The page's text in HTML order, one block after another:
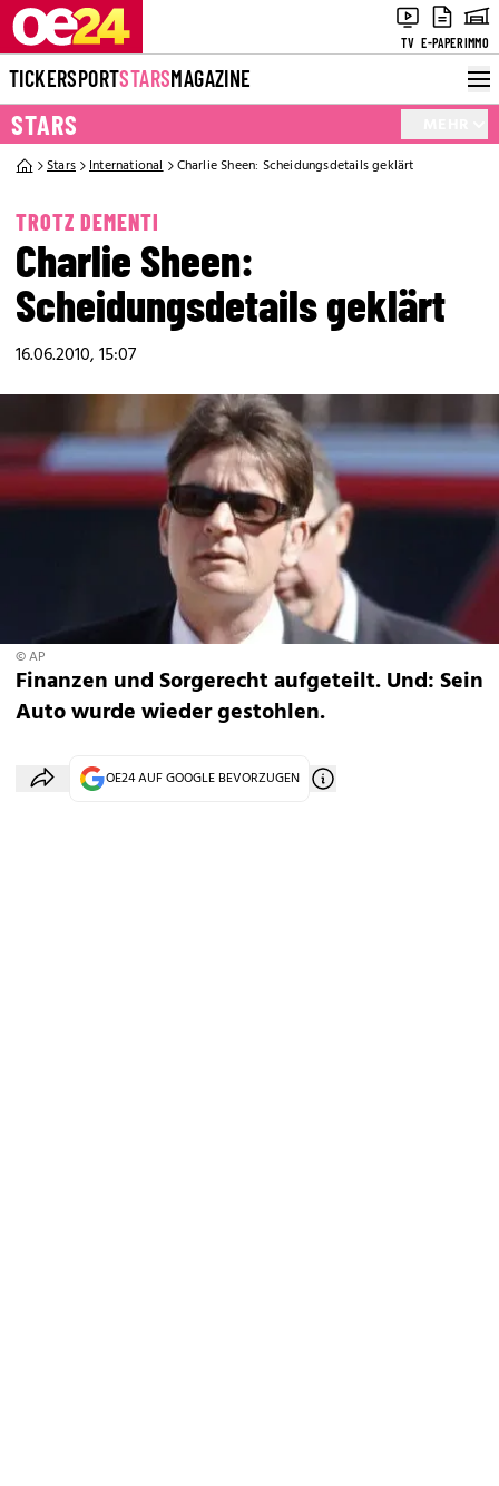
TV E-PAPERIMMO
TICKERSPORTSTARSMAGAZINE
STARS
Stars International Charlie Sheen: Scheidungsdetails geklärt
TROTZ DEMENTI
Charlie Sheen:
Scheidungsdetails geklärt
16.06.2010, 15:07
© AP
Finanzen und Sorgerecht aufgeteilt. Und: Sein
Auto wurde wieder gestohlen.
OE24 AUF GOOGLE BEVORZUGEN